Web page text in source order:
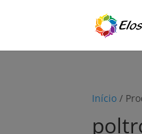
Início /